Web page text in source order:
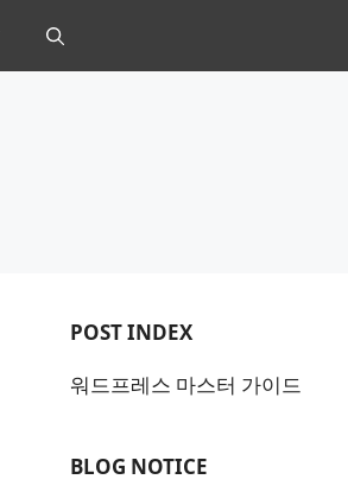
POST INDEX
워드프레스 마스터 가이드
BLOG NOTICE